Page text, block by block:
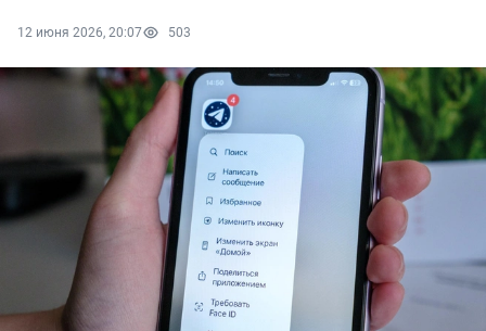
12 июня 2026, 20:07 503